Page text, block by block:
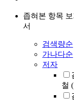
좁혀본 항목
서
검색량순
가나다순
저자
철